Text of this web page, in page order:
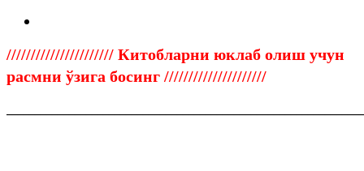
////////////////////// Китобларни юклаб олиш учун
расмни ўзига босинг /////////////////////